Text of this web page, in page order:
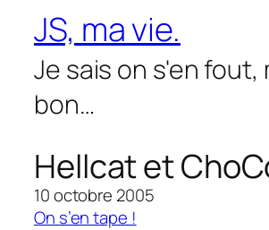
contenu
JS, ma vie.
Je sais on s'en fout,
bon…
Hellcat et
10 octobre 2005
On s’en tape !